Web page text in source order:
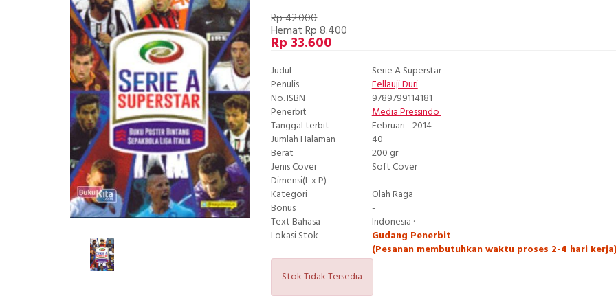
Rp 42.000
Hemat Rp 8.400
Rp 33.600
Judul
Serie A Superstar
Penulis
Fellauji Duri
No. ISBN
9789799114181
Penerbit
Media Pressindo
Tanggal terbit
Februari - 2014
Jumlah Halaman
40
Berat
200 gr
Jenis Cover
Soft Cover
Dimensi(L x P)
-
Kategori
Olah Raga
Bonus
-
Text Bahasa
Indonesia ·
Lokasi Stok
Gudang Penerbit
(Pesanan membutuhkan waktu proses 2-4 hari
Stok Tidak Tersedia